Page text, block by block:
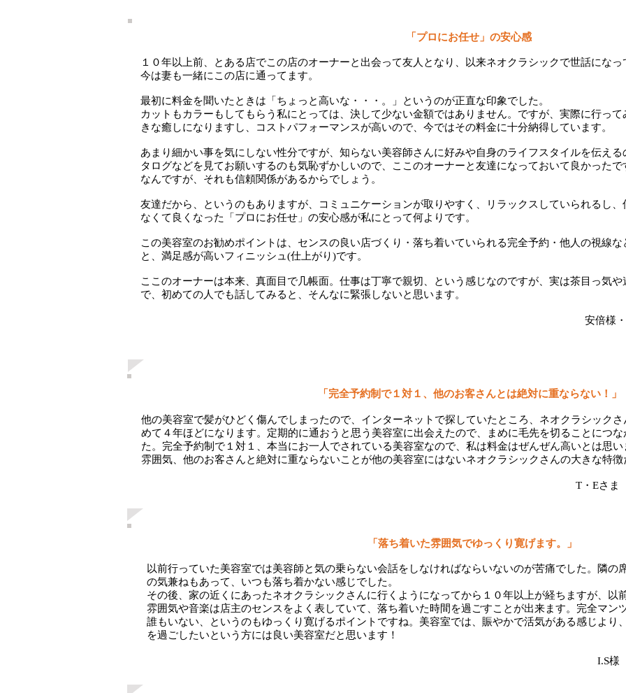
「プロにお任せ」の安心感
１０年以上前、とある店でこの店のオーナーと出会って友人となり、以来ネオクラシックで世話になっ
今は妻も一緒にこの店に通ってます。
最初に料金を聞いたときは「ちょっと高いな・・・。」というのが正直な印象でした。
カットもカラーもしてもらう私にとっては、決して少ない金額ではありません。ですが、実際に行っ
きな癒しになりますし、コストパフォーマンスが高いので、今ではその料金に十分納得しています。
あまり細かい事を気にしない性分ですが、知らない美容師さんに好みや自身のライフスタイルを伝え
タログなどを見てお願いするのも気恥ずかしいので、ここのオーナーと友達になっておいて良かった
なんですが、それも信頼関係があるからでしょう。
友達だから、というのもありますが、コミュニケーションが取りやすく、リラックスしていられるし
なくて良くなった「プロにお任せ」の安心感が私にとって何よりです。
この美容室のお勧めポイントは、センスの良い店づくり・落ち着いていられる完全予約・他人の視線
と、満足感が高いフィニッシュ(仕上がり)です。
ここのオーナーは本来、真面目で几帳面。仕事は丁寧で親切、という感じなのですが、実は茶目っ気
で、初めての人でも話してみると、そんなに緊張しないと思います。
安倍様
「完全予約制で１対１、他のお客さんとは絶対に重ならない！」
他の美容室で髪がひどく傷んでしまったので、インターネットで探していたところ、ネオクラシック
めて４年ほどになります。定期的に通おうと思う美容室に出会えたので、まめに毛先を切ることにつ
た。完全予約制で１対１、本当にお一人でされている美容室なので、私は料金はぜんぜん高いとは思
雰囲気、他のお客さんと絶対に重ならないことが他の美容室にはないネオクラシックさんの大きな特
T・Eさ
「落ち着いた雰囲気でゆっくり寛げます。」
以前行っていた美容室では美容師と気の乗らない会話をしなければならいないのが苦痛でした。隣の
の気兼ねもあって、いつも落ち着かない感じでした。
その後、家の近くにあったネオクラシックさんに行くようになってから１０年以上が経ちますが、以
雰囲気や音楽は店主のセンスをよく表していて、落ち着いた時間を過ごすことが出来ます。完全マン
誰もいない、というのもゆっくり寛げるポイントですね。美容室では、賑やかで活気がある感じより
を過ごしたいという方には良い美容室だと思います！
I.S様